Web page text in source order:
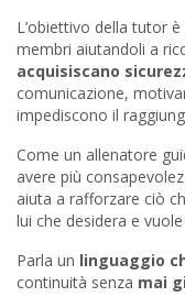
L’obiettivo della tutor
membri aiutandoli a
acquisiscano
comunicazione,
impediscono il
Come un allenatore
avere più
aiuta a rafforzare ciò
lui che desidera e
Parla un linguaggio
continuità senza mai